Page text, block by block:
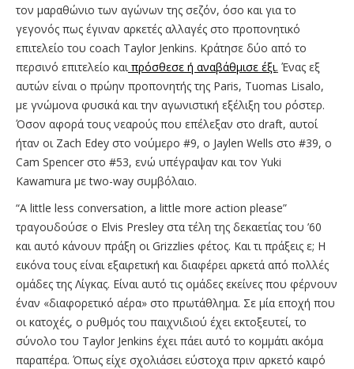
τον μαραθώνιο των αγώνων της σεζόν, όσο και για το
γεγονός πως έγιναν αρκετές αλλαγές στο προπονητικό
επιτελείο του coach Taylor Jenkins. Κράτησε δύο από το
περσινό επιτελείο καιπρόσθεσε ή αναβάθμισε έξι. Ένας εξ
αυτών είναι ο πρώην προπονητής της Paris, Tuomas Lisalo,
με γνώμονα φυσικά και την αγωνιστική εξέλιξη του ρόστερ.
Όσον αφορά τους νεαρούς που επέλεξαν στο draft, αυτοί
ήταν οι Zach Edey στο νούμερο #9, ο Jaylen Wells στο #39, ο
Cam Spencer στο #53, ενώ υπέγραψαν και τον Yuki
Kawamura με two-way συμβόλαιο.
“A little less conversation, a little more action please”
τραγουδούσε ο Elvis Presley στα τέλη της δεκαετίας του ’60
και αυτό κάνουν πράξη οι Grizzlies φέτος. Και τι πράξεις ε; Η
εικόνα τους είναι εξαιρετική και διαφέρει αρκετά από πολλές
ομάδες της Λίγκας. Είναι αυτό τις ομάδες εκείνες που φέρνουν
έναν «διαφορετικό αέρα» στο πρωτάθλημα. Σε μία εποχή που
οι κατοχές, ο ρυθμός του παιχνιδιού έχει εκτοξευτεί, το
σύνολο του Taylor Jenkins έχει πάει αυτό το κομμάτι ακόμα
παραπέρα. Όπως είχε σχολιάσει εύστοχα πριν αρκετό καιρό